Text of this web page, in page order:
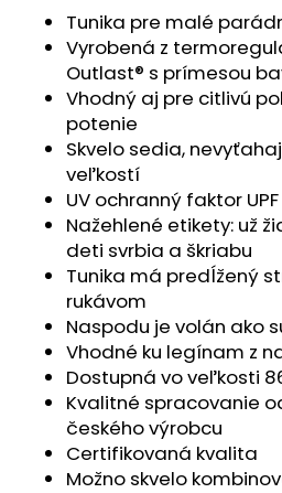
hviezdičiek.Tunika pre malé
Vyrobená z
Outlast® s prímesou
Vhodný aj pre citlivú
potenie
Skvelo sedia,
veľkostí
UV ochranný faktor
Nažehlené etikety: už
deti svrbia a škriabu
Tunika má predĺžený
rukávom
Naspodu je volán ako
Vhodné ku legínam z
Dostupná vo veľkosti
Kvalitné spracovanie
českého výrobcu
Certifikovaná kvalita
Možno skvelo
ČIAPKA
TENKÁ
PLOCHÝ
ŠEV
OUTLAST®
RUŽOVÁ
BABY
€9,62